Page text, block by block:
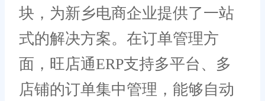
块，为新乡电商企业提供了一站
式的解决方案。在订单管理方
面，旺店通ERP支持多平台、多
店铺的订单集中管理，能够自动